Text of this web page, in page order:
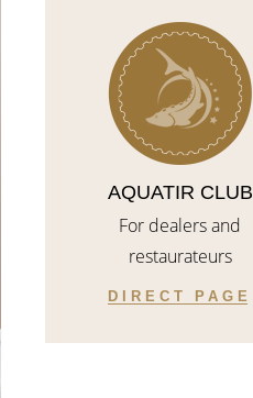
AQUATIR CLUB
For dealers and
restaurateurs
DIRECT PAGE